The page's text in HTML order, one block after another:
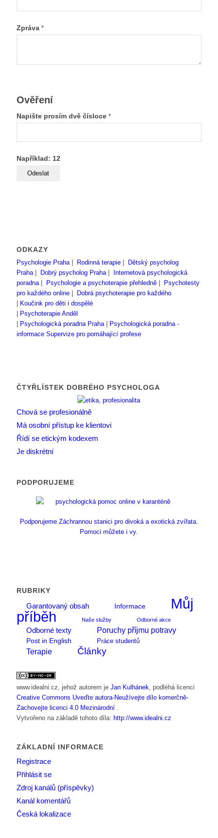
Zpráva *
Ověření
Napište prosím dvě čísloce *
Například: 12
ODKAZY
Psychologie Praha| Rodinná terapie|
Dětský psycholog
Praha| Dobrý psycholog Praha|
Internetová psychologická
poradna| Psychologie a psychoterapie přehledně|
Psychotesty
pro každého online|
Dobrá psychoterapie pro každého
Koučink pro děti i dospělé
Psychoterapie Anděl
Psychologická poradna Praha|
Psychologická poradna -
informace Supervize pro pomáhající profese
ČTYŘLÍSTEK DOBRÉHO PSYCHOLOGA
Chová se profesionálně
Má osobní přístup ke klientovi
Řídí se etickým kodexem
Je diskrétní
PODPORUJEME
Podporujeme Záchrannou stanici pro divoká a exotická zvířata.
Pomoci můžete i vy.
RUBRIKY
Garantovaný obsah
Informace
Můj
příběh
Naše služby Odborné akce
Odborné texty Poruchy příjmu potravy
Post in English Práce studentů
Terapie Články
www.idealni.cz , jehož autorem je Jan Kulhánek , podléhá licenci
Creative Commons Uveďte autora-Neužívejte dílo komerčně-
Zachovejte licenci 4.0 Mezinárodní
Vytvořeno na základě tohoto díla: http://www.idealni.cz
ZÁKLADNÍ INFORMACE
Registrace
Přihlásit se
Zdroj kanálů (příspěvky)
Kanál komentářů
Česká lokalizace